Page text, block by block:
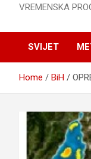
VREMENSKA
SVIJET
Home BiH